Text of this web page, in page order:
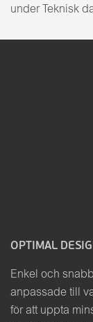
under Teknisk
OPTIMAL
Enkel och
anpassade till
för att uppta